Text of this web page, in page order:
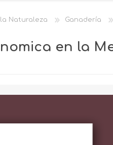
Naturaleza Ganadería
en la